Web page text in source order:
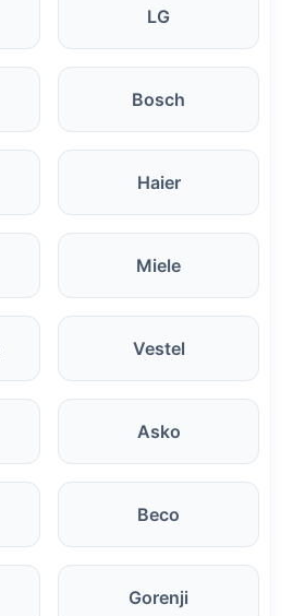
LG
Bosch
Haier
Miele
Vestel
Asko
Beco
Gorenji